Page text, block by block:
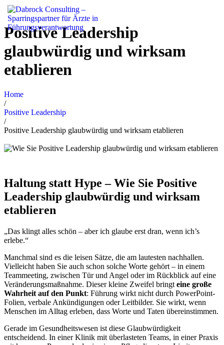
Positive Leadership
glaubwürdig und wirksam
etablieren
Home
/
Positive Leadership
/
Positive Leadership glaubwürdig und wirksam etablieren
Haltung statt Hype – Wie Sie Positive
Leadership glaubwürdig und wirksam
etablieren
„Das klingt alles schön – aber ich glaube erst dran, wenn ich’s
erlebe.“
Manchmal sind es die leisen Sätze, die am lautesten nachhallen.
Vielleicht haben Sie auch schon solche Worte gehört – in einem
Teammeeting, zwischen Tür und Angel oder im Rückblick auf eine
Veränderungsmaßnahme. Dieser kleine Zweifel bringt eine große
Wahrheit auf den Punkt: Führung wirkt nicht durch PowerPoint-
Folien, verbale Ankündigungen oder Leitbilder. Sie wirkt, wenn
Menschen im Alltag erleben, dass Worte und Taten übereinstimmen.
Gerade im Gesundheitswesen ist diese Glaubwürdigkeit
entscheidend. In einer Klinik mit überlasteten Teams, in einer Praxis